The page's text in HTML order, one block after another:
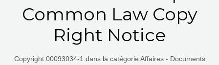
Common Law Copy
Right Notice
Copyright 00093034-1 dans la catégorie Affaires - Documents